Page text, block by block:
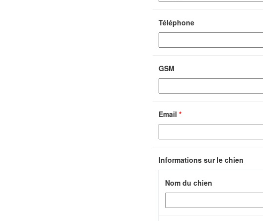
Téléphone
GSM
Email *
Informations sur le chien
Nom du chien